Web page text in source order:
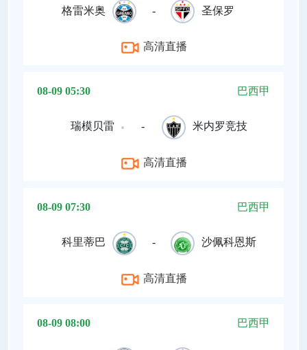
格雷米奥 - 圣保罗
高清直播
08-09 05:30 巴西甲
瑞模贝雷 - 米内罗竞技
高清直播
08-09 07:30 巴西甲
科里蒂巴 - 沙佩科恩斯
高清直播
08-09 08:00 巴西甲